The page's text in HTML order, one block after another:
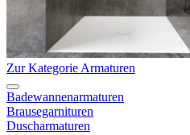
Zur Kategorie Armaturen
Badewannenarmaturen
Brausegarnituren
Duscharmaturen